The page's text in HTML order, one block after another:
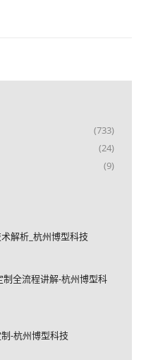
(733)
(24)
(9)
解析_杭州博型科技
全流程讲解-杭州博型科
-杭州博型科技